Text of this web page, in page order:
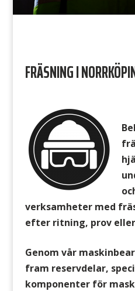
FRÄSNING I
verksamheter med
efter ritning, prov
Genom vår
fram reservdelar,
komponenter för